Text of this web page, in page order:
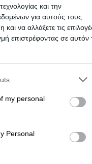
και την
για αυτούς τους
να αλλάξετε τις
επιστρέφοντας σε αυτόν
one or more Google
including but not limited to
your data for below
my personal
Personal
Καλλιθέα
Website
– ΛΩΛΗΣ ΕΥΑΓΓΕΛΟΣ